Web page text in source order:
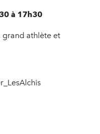
à 17h30
grand athlète et